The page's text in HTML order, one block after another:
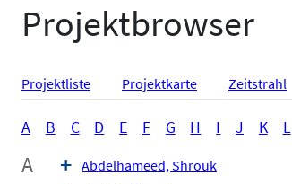
Projektbrowser
Projektliste Projektkarte Zeitstrahl
A B C D E F G H I J K L
A
Abdelhameed, Shrouk